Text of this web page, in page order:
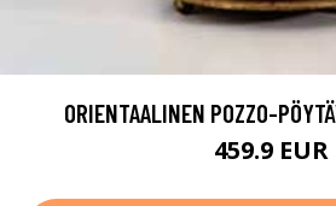
ORIENTAALINEN POZZO-
459.9 EUR